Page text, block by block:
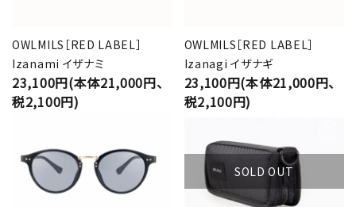
OWLMILS［RED LABEL］
Izanami イザナミ
23,100円(本体21,000円、
税2,100円)
OWLMILS［RED LABEL］
Izanagi イザナギ
23,100円(本体21,000円、
税2,100円)
SOLD OUT